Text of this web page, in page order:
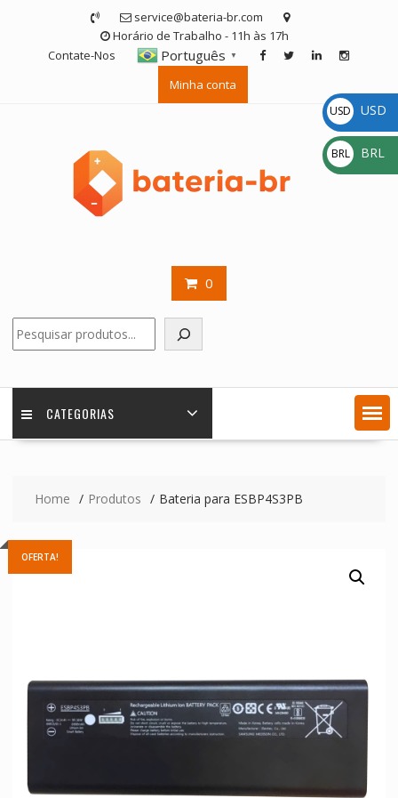
service@bateria-br.com
Horário de Trabalho - 11h às 17h
Contate-Nos
Português ▼
Minha conta
0
CATEGORIAS
Home Produtos Bateria para ESBP4S3PB
OFERTA!
USD
$
USD
BRL
R$
BRL